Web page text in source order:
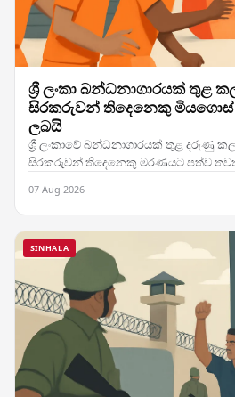
ශ්‍රී ලංකා බන්ධනාගාරයක් තුළ
සිරකරුවන් තිදෙනෙකු මියගොස්
ලබයි
ශ්‍රී ලංකාවේ බන්ධනාගාරයක් තුළ දරුණු
සිරකරුවන් තිදෙනෙකු මරණයට පත්ව තවත්
07 Aug 2026
SINHALA